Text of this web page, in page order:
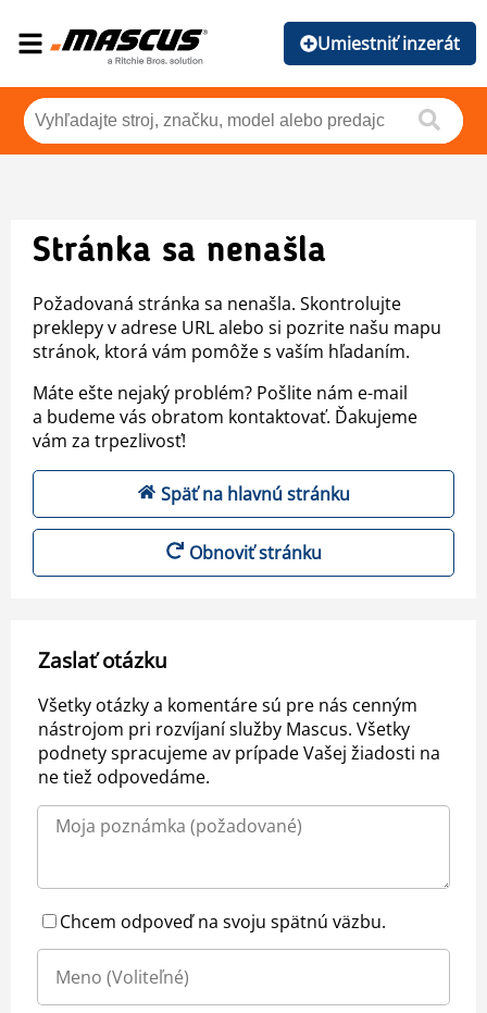
Umiestniť inzerát
Stránka sa nenašla
Požadovaná stránka sa nenašla. Skontrolujte
preklepy v adrese URL alebo si pozrite našu mapu
stránok, ktorá vám pomôže s vaším hľadaním.
Máte ešte nejaký problém? Pošlite nám e-mail
a budeme vás obratom kontaktovať. Ďakujeme
vám za trpezlivosť!
Späť na hlavnú stránku
Obnoviť stránku
Zaslať otázku
Všetky otázky a komentáre sú pre nás cenným
nástrojom pri rozvíjaní služby Mascus. Všetky
podnety spracujeme av prípade Vašej žiadosti na
ne tiež odpovedáme.
Chcem odpoveď na svoju spätnú väzbu.